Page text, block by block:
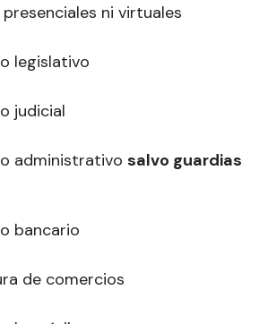
ni virtuales
legislativo
judicial
administrativo salvo guardias
bancario
de comercios